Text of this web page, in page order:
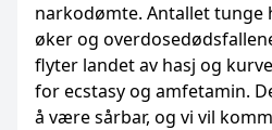
narkodømte. Antallet
øker og
flyter landet av hasj og
for ecstasy og amfetamin.
å være sårbar, og vi vil